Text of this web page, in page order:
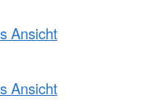
Ansicht
Ansicht